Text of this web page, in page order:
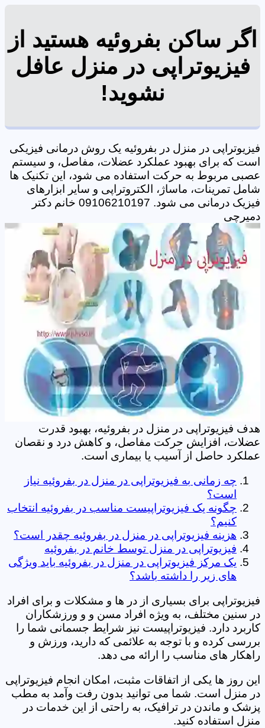
اگر ساکن بفروئیه هستید از
فیزیوتراپی در منزل عافل
نشوید!
فیزیوتراپی در منزل در بفروئیه یک روش درمانی فیزیکی
است که برای بهبود عملکرد عضلات، مفاصل، و سیستم
عصبی مربوط به حرکت استفاده می شود، این تکنیک ها
شامل تمرینات، ماساژ، الکتروتراپی و سایر ابزارهای
فیزیک درمانی می شود. 09106210197 خانم دکتر
دمیرچی
هدف فیزیوتراپی در منزل در بفروئیه، بهبود قدرت
عضلات، افزایش حرکت مفاصل، و کاهش درد و نقصان
عملکرد حاصل از آسیب یا بیماری است.
چه زمانی به فیزیوتراپی در منزل در بفروئیه نیاز
است؟
چگونه یک فیزیوتراپیست مناسب در بفروئیه انتخاب
کنیم؟
هزینه فیزیوتراپی در منزل در بفروئیه چقدر است؟
فیزیوتراپی در منزل توسط خانم در بفروئیه
یک مرکز فیزیوتراپی در منزل در بفروئیه باید ویژگی
های زیر را داشته باشد؟
فیزیوتراپی برای بسیاری از در ها و مشکلات و برای افراد
در سنین مختلف، به ویژه افراد مسن و و ورزشکاران
کاربرد دارد. فیزیوتراپیست نیز شرایط جسمانی شما را
بررسی کرده و با توجه به علائمی که دارید، ورزش و
راهکار های مناسب را ارائه می دهد.
این روز ها یکی از اتفاقات مثبت، امکان انجام فیزیوتراپی
در منزل است. شما می توانید بدون رفت وآمد به مطب
پزشک و ماندن در ترافیک، به راحتی از این خدمات در
منزل استفاده کنید.